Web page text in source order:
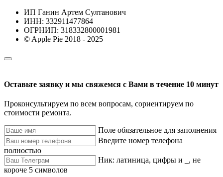
ИП Ганин Артем Султанович
ИНН: 332911477864
ОГРНИП: 318332800001981
© Apple Pie 2018 - 2025
Оставьте заявку и мы свяжемся с Вами в течение 10 минут
Проконсультируем по всем вопросам, сориентируем по
стоимости ремонта.
Поле обязательное для заполнения
Введите номер телефона
полностью
Ник: латиница, цифры и _, не
короче 5 символов